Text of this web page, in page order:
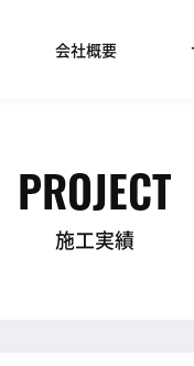
会社概要
PROJECT
施工実績